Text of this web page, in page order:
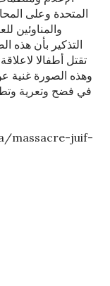
المتحدة وعلى
والمناوئين
التذكير بأن هذه
تقتل أطفالا
وهذه الصورة غنية
في فضح وتعرية
massacre-juif-